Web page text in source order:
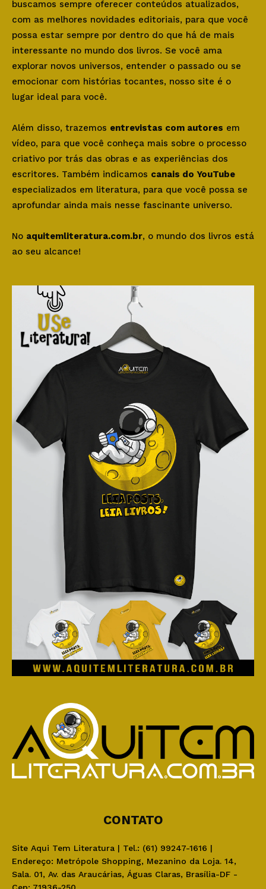
buscamos sempre oferecer conteúdos atualizados,
com as melhores novidades editoriais, para que você
possa estar sempre por dentro do que há de mais
interessante no mundo dos livros. Se você ama
explorar novos universos, entender o passado ou se
emocionar com histórias tocantes, nosso site é o
lugar ideal para você.
Além disso, trazemos entrevistas com autores em
vídeo, para que você conheça mais sobre o processo
criativo por trás das obras e as experiências dos
escritores. Também indicamos canais do YouTube
especializados em literatura, para que você possa se
aprofundar ainda mais nesse fascinante universo.
No aquitemliteratura.com.br, o mundo dos livros está
ao seu alcance!
CONTATO
Site Aqui Tem Literatura | Tel.: (61) 99247-1616 |
Endereço: Metrópole Shopping, Mezanino da Loja. 14,
Sala. 01, Av. das Araucárias, Águas Claras, Brasília-DF -
Cep: 71936-250